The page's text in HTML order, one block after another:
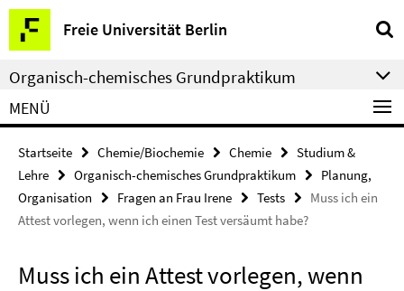
Springe
direkt
zu
Inhalt
Freie Universität Berlin
Service-
Navigation
Organisch-chemisches Grundpraktikum
MENÜ
Startseite Chemie/Biochemie Chemie
Studium &
Lehre
Organisch-chemisches Grundpraktikum
Planung,
Organisation
Fragen an Frau Irene Tests
Muss ich ein
Attest vorlegen, wenn ich einen Test versäumt habe?
Muss ich ein Attest vorlegen, wenn